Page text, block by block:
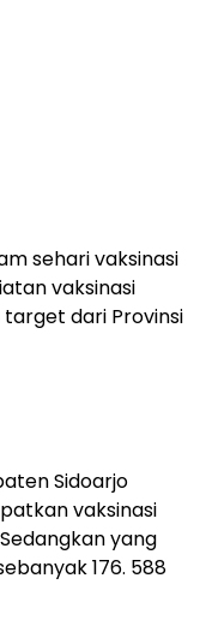
sehari vaksinasi
vaksinasi
dari Provinsi
Sidoarjo
vaksinasi
yang
176. 588